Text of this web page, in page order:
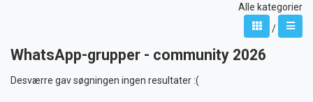
Alle kategorier
/
WhatsApp-grupper - community 2026
Desværre gav søgningen ingen resultater :(